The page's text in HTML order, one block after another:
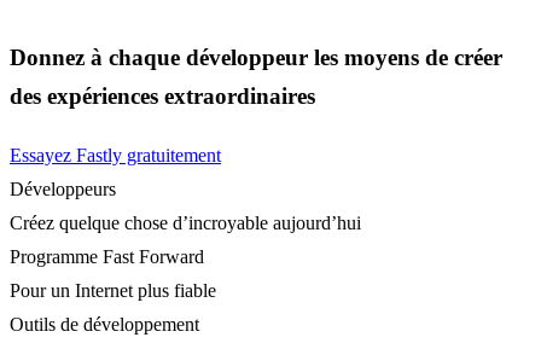
Donnez à chaque développeur les moyens de créer
des expériences extraordinaires
Essayez Fastly gratuitement
Développeurs
Créez quelque chose d’incroyable aujourd’hui
Programme Fast Forward
Pour un Internet plus fiable
Outils de développement